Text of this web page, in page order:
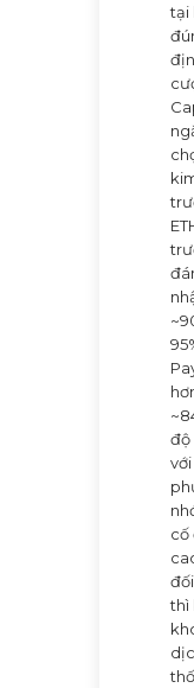
tại
độ
cố
thì